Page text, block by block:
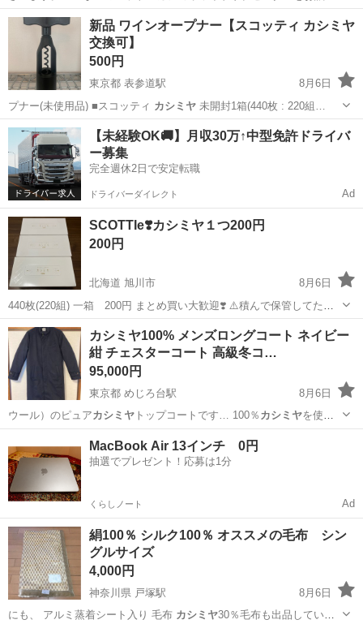
致します。…
愛知 江南市 布袋駅 セーター UNIQLO
新品 ワインオープナー【スコッティ カシミヤ
交換可】
500円
東京都 表参道駅
8月6日
プナー(未使用品) ■スコッティ カシミヤ未開封1箱(440枚 : 220組…
東京 渋谷区 表参道駅 調理器具 キッチンスケール
【未経験OK🚚】月収30万↑中型免許ドライバ
ー募集
完全週休2日で安定転職
ドライバーダイレクト Ad
SCOTTIe❣️カシミヤ１つ200円
200円
北海道 旭川市
8月6日
440枚(220組) 一箱 200円 まとめ買い大歓迎❣️ ⚠️積んで保管してたた
め１箱箱潰れあり 喫煙者なし 取引場所はプロフィールを必ず確認の上
ご連絡お願いします🙇
北海道 旭川市 生活雑貨 カシミヤ
カシミヤ100% メンズロングコート ネイビー
紺 チェスターコート 高級冬コ…
95,000円
東京都 めじろ台駅
8月6日
ウール）のピュアカシミヤ トップコートです… 100％ カシミヤを使用
したイタリ… ：表地 100％カシミヤ・イタリア製…
コート
MacBook Air 13インチ 0円
抽選でプレゼント！応募は1分
くらしノート Ad
絹100％ シルク100％ オススメの毛布 シン
グルサイズ
4,000円
神奈川県 戸塚駅
8月6日
にも、 アルミ蒸着シート入り 毛布 カシミヤ30％毛布も出品していま